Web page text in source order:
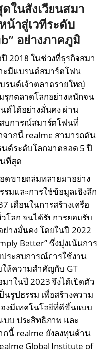
ในสังเวียนสมา
น้าสู่เวทีระดับ
อย่างภาคภูมิ
2018 ในช่วงที่ธุรกิจสมา
ะมีแบรนด์สมาร์ตโฟน
รนด์เจ้าตลาดรายใหญ่
รุกตลาดโลกอย่างหนักจน
ด์ได้อย่างมั่นคง ผ่าน
บการณ์สมาร์ตโฟนที่
ากนี้ realme สามารถดัน
ด์ระดับโลกมาตลอด 5 ปี
ที่สุด
ดขายถล่มทลายมาอย่าง
รมและการใช้ข้อมูลเชิงลึก
เดือนในการสร้างเครือ
โลก จนได้รับการยอมรับ
ย่างมั่นคง โดยในปี 2022
Better” ซึ่งมุ่งเน้นการ
ระสบการณ์การใช้งาน
ห้ความสำคัญกับ GT
าในปี 2023 จึงได้เปิดตัว
นรูปธรรม เพื่อสร้างความ
งมีเทคโนโลยีที่ดีขึ้นแบบ
บบ ประสิทธิภาพ และ
นี้ realme ยังลงทุนด้าน
Global Institute of